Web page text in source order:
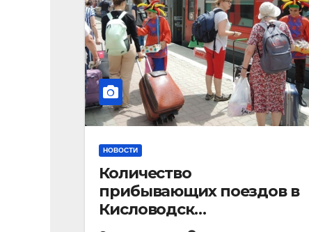
НОВОСТИ
Количество
прибывающих поездов в
Кисловодск
стремительно